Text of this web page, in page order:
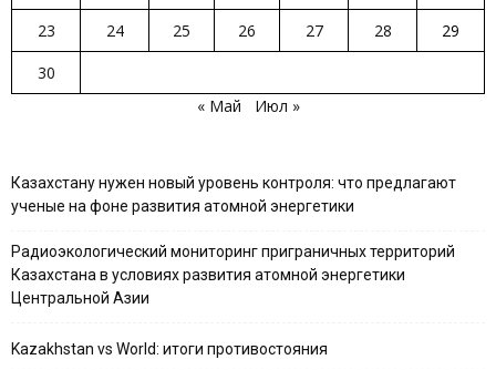
23
24 25 26 27 28
29
30
« Май
Июл »
Казахстану нужен новый уровень контроля: что предлагают
ученые на фоне развития атомной энергетики
Радиоэкологический мониторинг приграничных территорий
Казахстана в условиях развития атомной энергетики
Центральной Азии
Kazakhstan vs World: итоги противостояния